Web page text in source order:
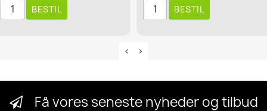
BESTIL
Få vores seneste nyheder og tilbud